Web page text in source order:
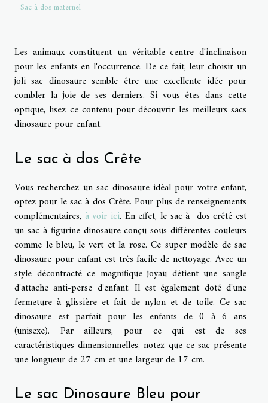
Sac à dos maternel
Les animaux constituent un véritable centre d'inclinaison
pour les enfants en l'occurrence. De ce fait, leur choisir un
joli sac dinosaure semble être une excellente idée pour
combler la joie de ses derniers. Si vous êtes dans cette
optique, lisez ce contenu pour découvrir les meilleurs sacs
dinosaure pour enfant.
Le sac à dos Crête
Vous recherchez un sac dinosaure idéal pour votre enfant,
optez pour le sac à dos Crête. Pour plus de renseignements
complémentaires, à voir ici. En effet, le sac à dos crêté est
un sac à figurine dinosaure conçu sous différentes couleurs
comme le bleu, le vert et la rose. Ce super modèle de sac
dinosaure pour enfant est très facile de nettoyage. Avec un
style décontracté ce magnifique joyau détient une sangle
d'attache anti-perse d'enfant. Il est également doté d'une
fermeture à glissière et fait de nylon et de toile. Ce sac
dinosaure est parfait pour les enfants de 0 à 6 ans
(unisexe). Par ailleurs, pour ce qui est de ses
caractéristiques dimensionnelles, notez que ce sac présente
une longueur de 27 cm et une largeur de 17 cm.
Le sac Dinosaure Bleu pour